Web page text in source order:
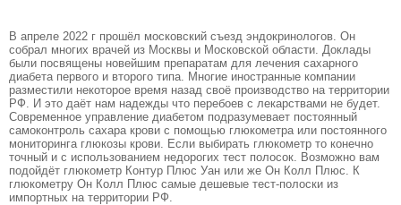
В апреле 2022 г прошёл московский съезд эндокринологов. Он
собрал многих врачей из Москвы и Московской области. Доклады
были посвящены новейшим препаратам для лечения сахарного
диабета первого и второго типа. Многие иностранные компании
разместили некоторое время назад своё производство на территории
РФ. И это даёт нам надежды что перебоев с лекарствами не будет.
Современное управление диабетом подразумевает постоянный
самоконтроль сахара крови с помощью глюкометра или постоянного
мониторинга глюкозы крови. Если выбирать глюкометр то конечно
точный и с использованием недорогих тест полосок. Возможно вам
подойдёт глюкометр Контур Плюс Уан или же Он Колл Плюс. К
глюкометру Он Колл Плюс самые дешевые тест-полоски из
импортных на территории РФ.